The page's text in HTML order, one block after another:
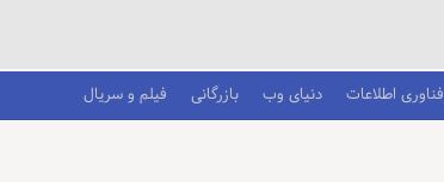
فناوری اطلاعات دنیای وب بازرگانی فیلم و سریال